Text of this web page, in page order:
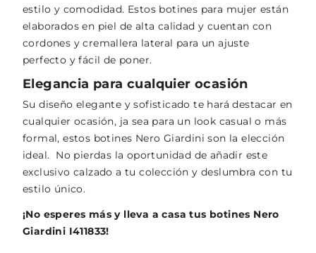
estilo y comodidad. Estos botines para mujer están
elaborados en piel de alta calidad y cuentan con
cordones y cremallera lateral para un ajuste
perfecto y fácil de poner.
Elegancia para cualquier ocasión
Su diseño elegante y sofisticado te hará destacar en
cualquier ocasión, ja sea para un look casual o más
formal, estos botines Nero Giardini son la elección
ideal. No pierdas la oportunidad de añadir este
exclusivo calzado a tu colección y deslumbra con tu
estilo único.
¡No esperes más y lleva a casa tus botines Nero
Giardini I411833!